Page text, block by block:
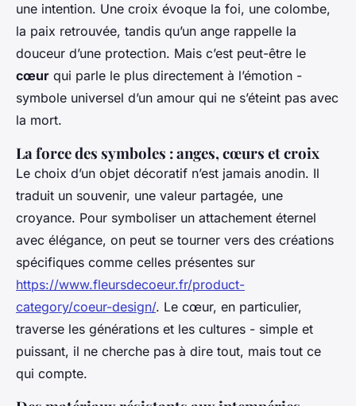
une intention. Une croix évoque la foi, une colombe,
la paix retrouvée, tandis qu’un ange rappelle la
douceur d’une protection. Mais c’est peut-être le
cœur qui parle le plus directement à l’émotion -
symbole universel d’un amour qui ne s’éteint pas avec
la mort.
La force des symboles : anges, cœurs et croix
Le choix d’un objet décoratif n’est jamais anodin. Il
traduit un souvenir, une valeur partagée, une
croyance. Pour symboliser un attachement éternel
avec élégance, on peut se tourner vers des créations
spécifiques comme celles présentes sur
https://www.fleursdecoeur.fr/product-
category/coeur-design/. Le cœur, en particulier,
traverse les générations et les cultures - simple et
puissant, il ne cherche pas à dire tout, mais tout ce
qui compte.